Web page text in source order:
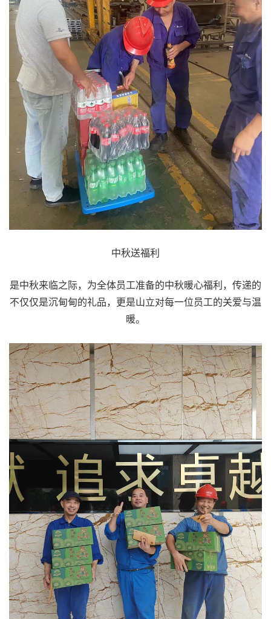
中秋送福利
是中秋来临之际，为全体员工准备的中秋暖心福利，传递的
不仅仅是沉甸甸的礼品，更是山立对每一位员工的关爱与温
暖。